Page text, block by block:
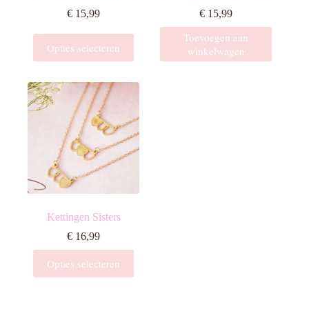
€ 15,99
Opties selecteren
product
heeft
variaties.
Deze
optie
kan
gekozen
worden
op
de
€ 15,99
Toevoegen aan
winkelwagen
Kettingen Sisters
€ 16,99
Opties selecteren
product
heeft